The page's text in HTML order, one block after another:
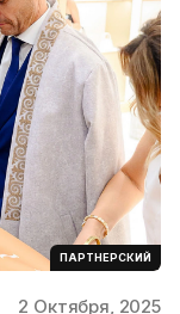
ПАРТНЕРСКИЙ
2 Октября, 2025